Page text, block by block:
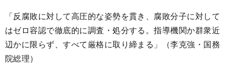
「反腐敗に対して高圧的な姿勢を貫き、腐敗分子に対して
はゼロ容認で徹底的に調査・処分する。指導機関か群衆近
辺かに限らず、すべて厳格に取り締まる」（李克強・国務
院総理）